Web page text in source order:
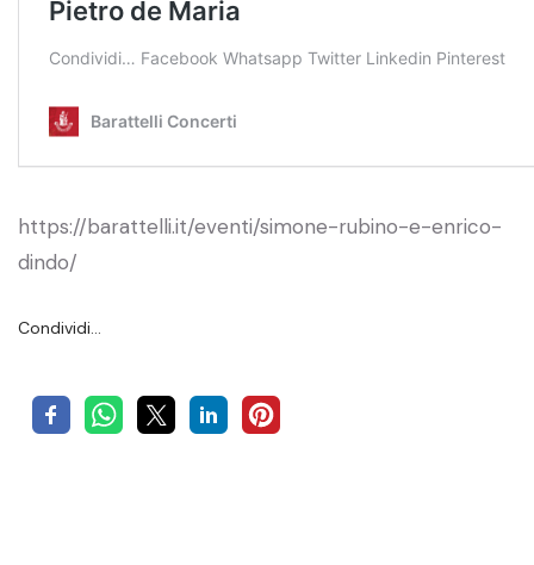
https://barattelli.it/eventi/simone-rubino-e-enrico-
dindo/
Condividi…